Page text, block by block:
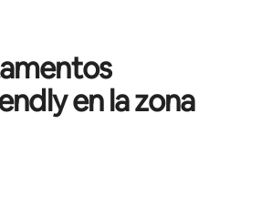
en la zona